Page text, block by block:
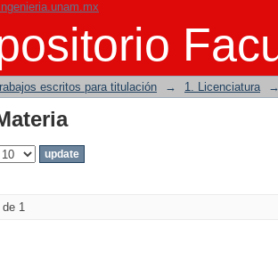
escritos para titulación → 1. Licenciatura
de 1